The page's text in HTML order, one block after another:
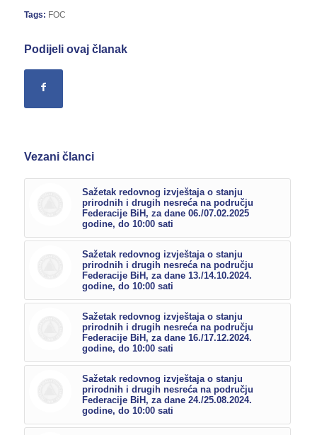
Tags: FOC
Podijeli ovaj članak
Vezani članci
Sažetak redovnog izvještaja o stanju
prirodnih i drugih nesreća na području
Federacije BiH, za dane 06./07.02.2025
godine, do 10:00 sati
Sažetak redovnog izvještaja o stanju
prirodnih i drugih nesreća na području
Federacije BiH, za dane 13./14.10.2024.
godine, do 10:00 sati
Sažetak redovnog izvještaja o stanju
prirodnih i drugih nesreća na području
Federacije BiH, za dane 16./17.12.2024.
godine, do 10:00 sati
Sažetak redovnog izvještaja o stanju
prirodnih i drugih nesreća na području
Federacije BiH, za dane 24./25.08.2024.
godine, do 10:00 sati